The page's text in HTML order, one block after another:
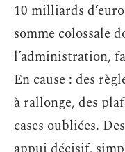
10 milliards
somme colossale
l’administration,
En cause : des
à rallonge, des
cases oubliées.